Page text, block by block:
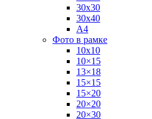
30х30
30х40
А4
Фото в рамке
10х10
10×15
13×18
15×15
15×20
20×20
20×30